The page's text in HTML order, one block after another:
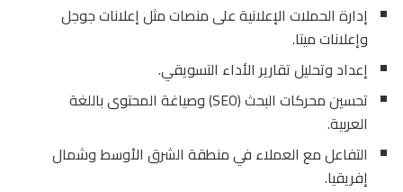
إدارة الحملات الإعلانية على منصات مثل إعلانات جوجل
وإعلانات ميتا.
إعداد وتحليل تقارير الأداء التسويقي.
تحسين محركات البحث (SEO) وصياغة المحتوى باللغة
العربية.
التفاعل مع العملاء في منطقة الشرق الأوسط وشمال
إفريقيا.